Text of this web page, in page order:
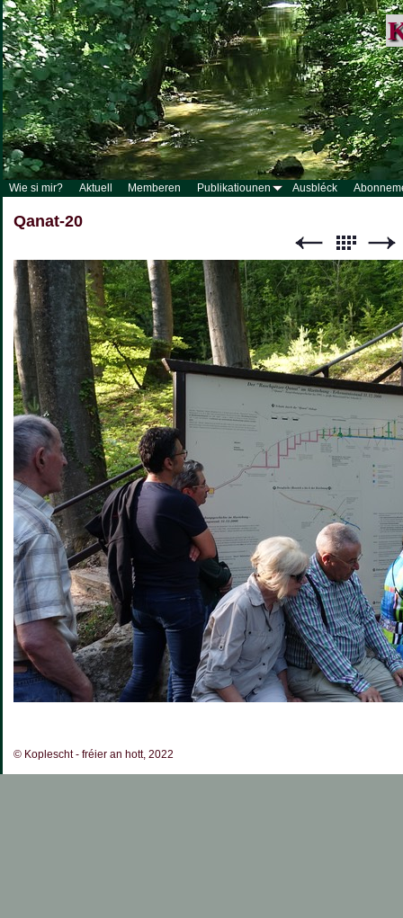
Wie si mir? Aktuell Memberen Publikatiounen Ausbléck
Qanat-20
© Koplescht - fréier an hott, 2022